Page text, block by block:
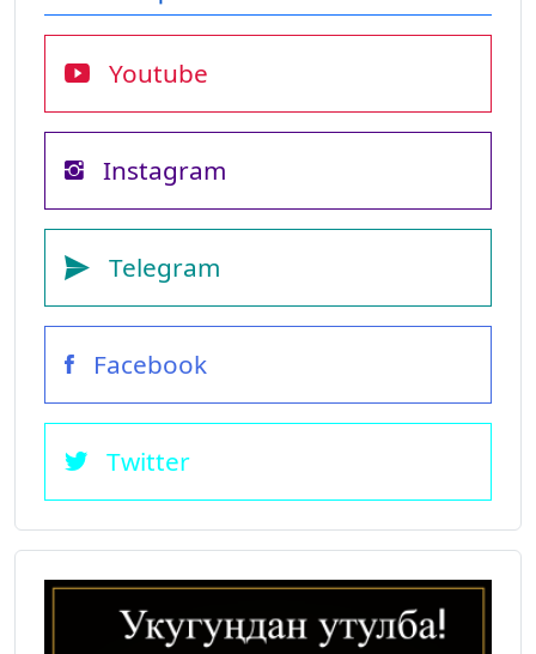
Youtube
Instagram
Telegram
Facebook
Twitter